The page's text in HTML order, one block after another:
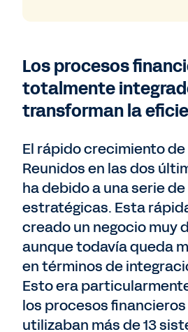
Los procesos
totalmente
transforman la
El rápido crecimiento
Reunidos en las dos
ha debido a una serie
estratégicas. Esta
creado un negocio muy
aunque todavía queda
en términos de
Esto era
los procesos financieros
utilizaban más de 13